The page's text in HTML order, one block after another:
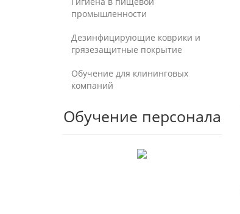
промышленности
Дезинфицирующие коврики и
грязезащитные покрытие
Обучение для клининговых
компаний
Обучение персонала